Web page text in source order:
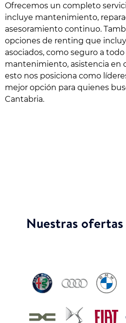
Ofrecemos un completo
incluye mantenimiento,
asesoramiento continuo.
opciones de renting que
asociados, como seguro a
mantenimiento, asistencia en
esto nos posiciona como
mejor opción para quienes
Cantabria.
Nuestras